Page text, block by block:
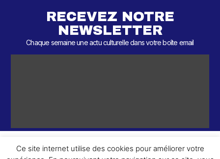
RECEVEZ NOTRE
NEWSLETTER
Chaque semaine une actu culturelle dans votre boîte email
Ce site internet utilise des cookies pour améliorer votre